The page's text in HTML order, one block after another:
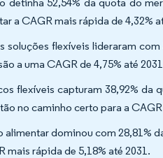
a CAGR mais rápida de 4,32%
soluções flexíveis lideraram
a uma CAGR de 4,75% até
flexíveis capturam 38,92% da
no caminho certo para a
dominou com 28,81%
rápida de 5,18% até 2031.